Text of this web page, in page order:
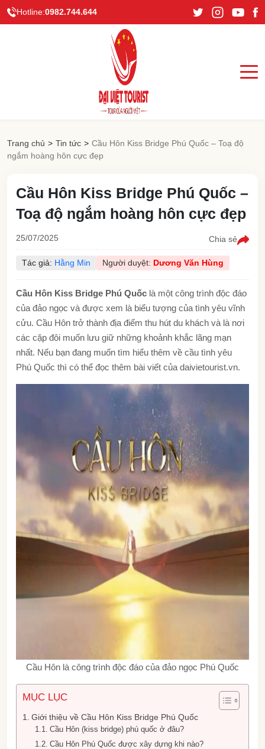
Hotline:0982.744.644
Trang chủ > Tin tức > Cầu Hôn Kiss Bridge Phú Quốc – Toạ độ
ngắm hoàng hôn cực đẹp
Cầu Hôn Kiss Bridge Phú Quốc –
Toạ độ ngắm hoàng hôn cực đẹp
25/07/2025 Chia sẻ
Tác giả: Hằng Min Người duyệt: Dương Văn Hùng
Cầu Hôn Kiss Bridge Phú Quốc là một công trình độc đáo
của đảo ngọc và được xem là biểu tượng của tình yêu vĩnh
cửu. Cầu Hôn trở thành địa điểm thu hút du khách và là nơi
các cặp đôi muốn lưu giữ những khoảnh khắc lãng mạn
nhất. Nếu bạn đang muốn tìm hiểu thêm về cầu tình yêu
Phú Quốc thì có thể đọc thêm bài viết của daivietourist.vn.
Cầu Hôn là công trình độc đáo của đảo ngọc Phú Quốc
MỤC LỤC
Giới thiệu về Cầu Hôn Kiss Bridge Phú Quốc
Cầu Hôn (kiss bridge) phú quốc ở đâu?
Cầu Hôn Phú Quốc được xây dựng khi nào?